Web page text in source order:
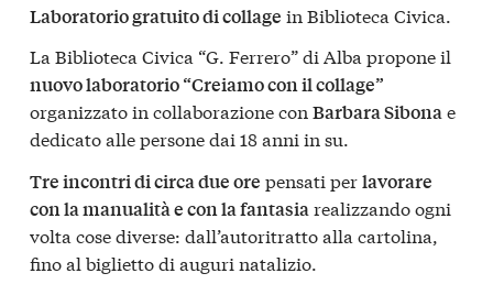
Laboratorio gratuito di collage in Biblioteca Civica.
La Biblioteca Civica “G. Ferrero” di Alba propone il
nuovo laboratorio “Creiamo con il collage”
organizzato in collaborazione con Barbara Sibonae
dedicato alle persone dai 18 anni in su.
Tre incontri di circa due ore pensati perlavorare
con la manualità e con la fantasiarealizzando ogni
volta cose diverse: dall’autoritratto alla cartolina,
fino al biglietto di auguri natalizio.